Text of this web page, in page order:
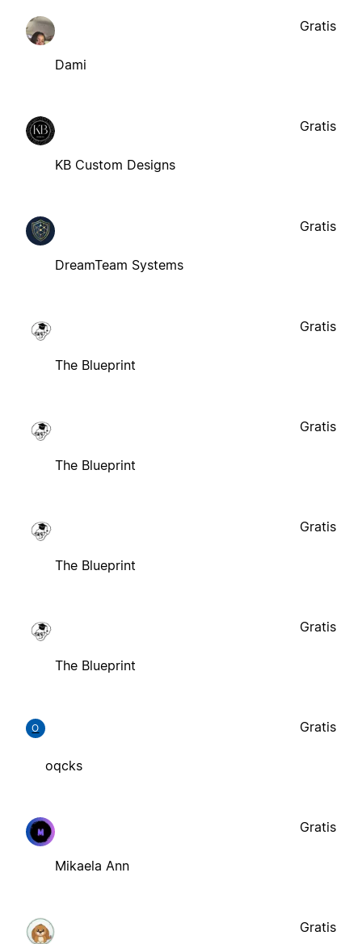
Dami
Gratis
KB Custom Designs
Gratis
DreamTeam Systems
Gratis
The Blueprint
Gratis
The Blueprint
Gratis
The Blueprint
Gratis
The Blueprint
Gratis
O
oqcks
Gratis
Mikaela Ann
Gratis
Gratis